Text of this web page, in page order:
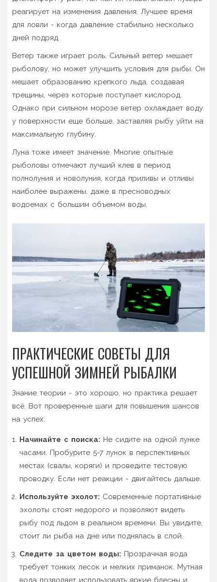
реагирует на изменения давления. Лучшее время
для ловли - когда давление стабильно несколько
дней подряд.
Ветер также играет роль. Сильный ветер мешает
рыболову, но может улучшить условия для рыбы. Он
мешает образованию крепкого льда, создавая
трещины, через которые поступает кислород.
Однако при сильном морозе ветер охлаждает воду
у поверхности еще больше, заставляя рыбу уйти на
максимальную глубину.
Луна тоже имеет значение. Многие опытные
рыболовы отмечают лучший клев в период
полнолуния и новолуния, когда приливы и отливы
наиболее выражены, даже в пресноводных
водоемах с большим объемом воды.
ПРАКТИЧЕСКИЕ СОВЕТЫ ДЛЯ
УСПЕШНОЙ ЗИМНЕЙ РЫБАЛКИ
Знание теории - это хорошо, но практика решает
всё. Вот проверенные шаги для повышения шансов
на успех:
Начинайте с поиска: Не сидите на одной лунке
часами. Пробурите 5-7 лунок в перспективных
местах (свалы, коряги) и проведите тестовую
проводку. Если нет реакции - двигайтесь дальше.
Используйте эхолот: Современные портативные
эхолоты стоят недорого и позволяют видеть
рыбу под льдом в реальном времени. Вы увидите,
стоит ли рыба на дне или поднялась в слой.
Следите за цветом воды: Прозрачная вода
требует тонких лесок и мелких приманок. Мутная
вода позволяет использовать яркие блесны и